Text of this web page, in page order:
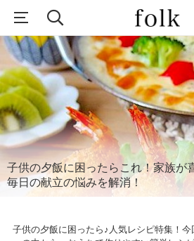
子供の夕飯に困ったらこれ！家族が
毎日の献立の悩みを解消！
子供の夕飯に困ったら♪人気レシピ特集！